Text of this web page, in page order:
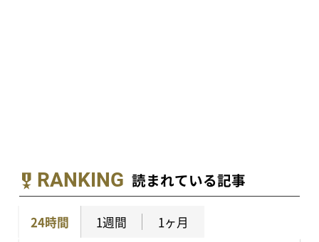
RANKING 読まれている記事
24時間 1週間 1ヶ月